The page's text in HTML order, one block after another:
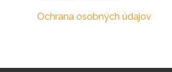
Ochrana osobných údajov